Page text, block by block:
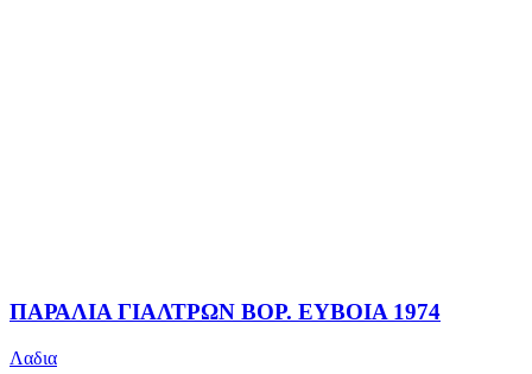
ΠΑΡΑΛΙΑ ΓΙΑΛΤΡΩΝ ΒΟΡ. ΕΥΒΟΙΑ 1974
Λαδια